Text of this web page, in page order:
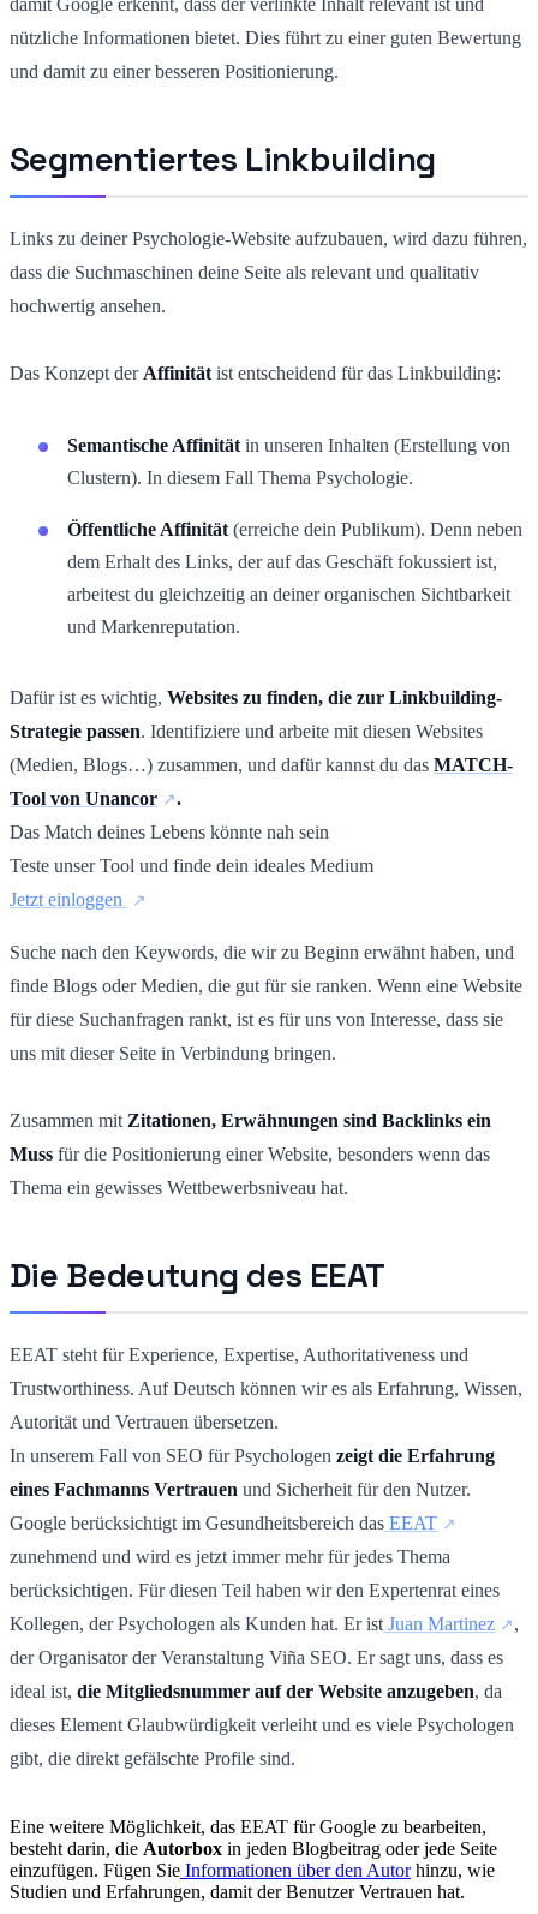
damit Google erkennt, dass der verlinkte Inhalt relevant ist und
nützliche Informationen bietet. Dies führt zu einer guten Bewertung
und damit zu einer besseren Positionierung.
Segmentiertes Linkbuilding
Links zu deiner Psychologie-Website aufzubauen, wird dazu führen,
dass die Suchmaschinen deine Seite als relevant und qualitativ
hochwertig ansehen.
Das Konzept der Affinität ist entscheidend für das Linkbuilding:
Semantische Affinität in unseren Inhalten (Erstellung von
Clustern). In diesem Fall Thema Psychologie.
Öffentliche Affinität (erreiche dein Publikum). Denn neben
dem Erhalt des Links, der auf das Geschäft fokussiert ist,
arbeitest du gleichzeitig an deiner organischen Sichtbarkeit
und Markenreputation.
Dafür ist es wichtig, Websites zu finden, die zur Linkbuilding-
Strategie passen. Identifiziere und arbeite mit diesen Websites
(Medien, Blogs…) zusammen, und dafür kannst du das MATCH-
Tool von Unancor
.
Das Match deines Lebens könnte nah sein
Teste unser Tool und finde dein ideales Medium
Jetzt einloggen
Suche nach den Keywords, die wir zu Beginn erwähnt haben, und
finde Blogs oder Medien, die gut für sie ranken. Wenn eine Website
für diese Suchanfragen rankt, ist es für uns von Interesse, dass sie
uns mit dieser Seite in Verbindung bringen.
Zusammen mit Zitationen, Erwähnungen sind Backlinks ein
Muss für die Positionierung einer Website, besonders wenn das
Thema ein gewisses Wettbewerbsniveau hat.
Die Bedeutung des EEAT
EEAT steht für Experience, Expertise, Authoritativeness und
Trustworthiness. Auf Deutsch können wir es als Erfahrung, Wissen,
Autorität und Vertrauen übersetzen.
In unserem Fall von SEO für Psychologen zeigt die Erfahrung
eines Fachmanns Vertrauen und Sicherheit für den Nutzer.
Google berücksichtigt im Gesundheitsbereich das EEAT
zunehmend und wird es jetzt immer mehr für jedes Thema
berücksichtigen. Für diesen Teil haben wir den Expertenrat eines
Kollegen, der Psychologen als Kunden hat. Er ist Juan Martinez
,
der Organisator der Veranstaltung Viña SEO. Er sagt uns, dass es
ideal ist, die Mitgliedsnummer auf der Website anzugeben, da
dieses Element Glaubwürdigkeit verleiht und es viele Psychologen
gibt, die direkt gefälschte Profile sind.
Eine weitere Möglichkeit, das EEAT für Google zu bearbeiten,
besteht darin, die Autorbox in jeden Blogbeitrag oder jede Seite
einzufügen. Fügen Sie Informationen über den Autorhinzu, wie
Studien und Erfahrungen, damit der Benutzer Vertrauen hat.